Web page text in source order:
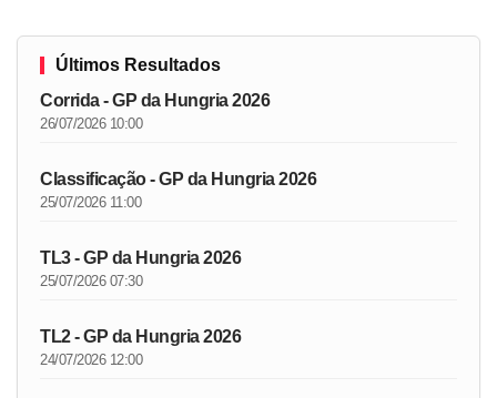
Últimos Resultados
Corrida - GP da Hungria 2026
26/07/2026 10:00
Classificação - GP da Hungria 2026
25/07/2026 11:00
TL3 - GP da Hungria 2026
25/07/2026 07:30
TL2 - GP da Hungria 2026
24/07/2026 12:00